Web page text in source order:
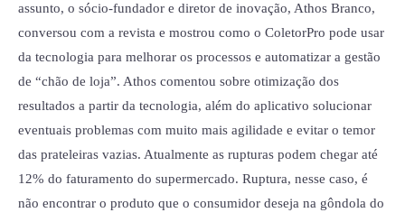
assunto, o sócio-fundador e diretor de inovação, Athos Branco,
conversou com a revista e mostrou como o ColetorPro pode usar
da tecnologia para melhorar os processos e automatizar a gestão
de “chão de loja”. Athos comentou sobre otimização dos
resultados a partir da tecnologia, além do aplicativo solucionar
eventuais problemas com muito mais agilidade e evitar o temor
das prateleiras vazias. Atualmente as rupturas podem chegar até
12% do faturamento do supermercado. Ruptura, nesse caso, é
não encontrar o produto que o consumidor deseja na gôndola do